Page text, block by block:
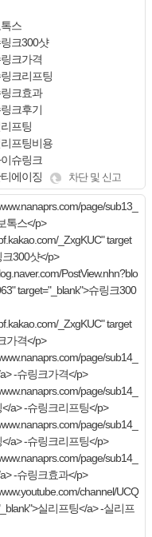
스
크300샷
크가격
크리프팅
크효과
크후기
프팅
프팅비용
슈링크
에이징 차단 및 신고
page/sub13_
톡스</p>
_ZxgKUC" target
300샷</p>
PostView.nhn?blo
target="_blank">슈링크300
_ZxgKUC" target
가격</p>
page/sub14_
-슈링크가격</p>
page/sub14_
a> -슈링크리프팅</p>
page/sub14_
a> -슈링크리프팅</p>
page/sub14_
-슈링크효과</p>
channel/UCQ
실리프팅</a> -실리프